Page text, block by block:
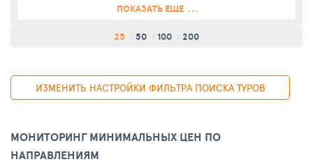
ПОКАЗАТЬ ЕЩЕ
25 50 100 200
ИЗМЕНИТЬ НАСТРОЙКИ ФИЛЬТРА ПОИСКА ТУРОВ
МОНИТОРИНГ МИНИМАЛЬНЫХ ЦЕН ПО
НАПРАВЛЕНИЯМ